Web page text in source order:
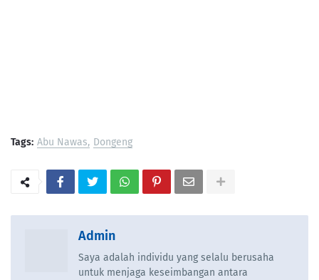
Tags: Abu Nawas Dongeng
Admin
Saya adalah individu yang selalu berusaha
untuk menjaga keseimbangan antara